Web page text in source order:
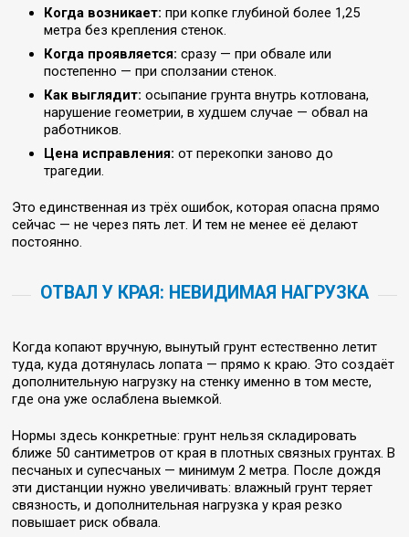
Когда возникает: при копке глубиной более 1,25
метра без крепления стенок.
Когда проявляется: сразу — при обвале или
постепенно — при сползании стенок.
Как выглядит: осыпание грунта внутрь котлована,
нарушение геометрии, в худшем случае — обвал на
работников.
Цена исправления: от перекопки заново до
трагедии.
Это единственная из трёх ошибок, которая опасна прямо
сейчас — не через пять лет. И тем не менее её делают
постоянно.
ОТВАЛ У КРАЯ: НЕВИДИМАЯ НАГРУЗКА
Когда копают вручную, вынутый грунт естественно летит
туда, куда дотянулась лопата — прямо к краю. Это создаёт
дополнительную нагрузку на стенку именно в том месте,
где она уже ослаблена выемкой.
Нормы здесь конкретные: грунт нельзя складировать
ближе 50 сантиметров от края в плотных связных грунтах. В
песчаных и супесчаных — минимум 2 метра. После дождя
эти дистанции нужно увеличивать: влажный грунт теряет
связность, и дополнительная нагрузка у края резко
повышает риск обвала.